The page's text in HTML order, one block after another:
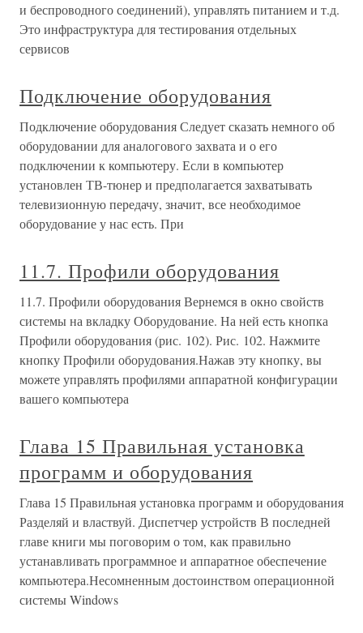
и беспроводного соединений), управлять питанием и т.д.
Это инфраструктура для тестирования отдельных
сервисов
Подключение оборудования
Подключение оборудования Следует сказать немного об
оборудовании для аналогового захвата и о его
подключении к компьютеру. Если в компьютер
установлен ТВ-тюнер и предполагается захватывать
телевизионную передачу, значит, все необходимое
оборудование у нас есть. При
11.7. Профили оборудования
11.7. Профили оборудования Вернемся в окно свойств
системы на вкладку Оборудование. На ней есть кнопка
Профили оборудования (рис. 102). Рис. 102. Нажмите
кнопку Профили оборудования.Нажав эту кнопку, вы
можете управлять профилями аппаратной конфигурации
вашего компьютера
Глава 15 Правильная установка
программ и оборудования
Глава 15 Правильная установка программ и оборудования
Разделяй и властвуй. Диспетчер устройств В последней
главе книги мы поговорим о том, как правильно
устанавливать программное и аппаратное обеспечение
компьютера.Несомненным достоинством операционной
системы Windows